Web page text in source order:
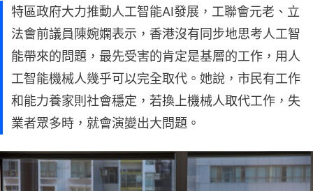
特區政府大力推動人工智能AI發展，工聯會元老、立
法會前議員陳婉嫻表示，香港沒有同步地思考人工智
能帶來的問題，最先受害的肯定是基層的工作，用人
工智能機械人幾乎可以完全取代。她說，市民有工作
和能力養家則社會穩定，若換上機械人取代工作，失
業者眾多時，就會演變出大問題。